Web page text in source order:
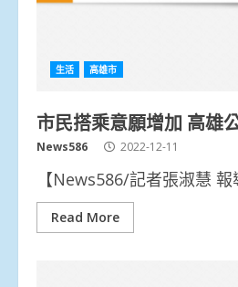
生活 高雄市
市民搭乘意願增加 高雄
News586 2022-12-11
【News586/記者張淑慧 報
Read More